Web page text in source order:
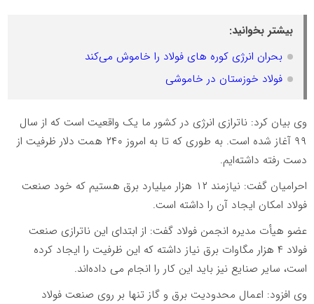
بیشتر بخوانید:
بحران انرژی کوره های فولاد را خاموش می‌کند
فولاد خوزستان در خاموشی
وی بیان کرد: ناترازی انرژی در کشور ما یک واقعیت است که از سال
۹۹ آغاز شده است. به طوری که تا به امروز ۲۴۰ همت دلار ظرفیت از
دست رفته داشته‌ایم.
احرامیان گفت: نیازمند ۱۲ هزار میلیارد برق هستیم که خود صنعت
فولاد امکان ایجاد آن را داشته است.
عضو هیأت مدیره انجمن فولاد گفت: از ابتدای این ناترازی صنعت
فولاد ۴ هزار مگاوات برق نیاز داشته که این ظرفیت را ایجاد کرده
است، سایر صنایع نیز باید این کار را انجام می داده‌اند.
وی افزود: اعمال محدودیت برق و گاز تنها بر روی صنعت فولاد